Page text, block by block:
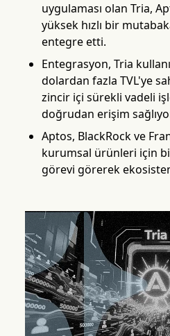
uygulaması olan Tria,
yüksek hızlı bir
entegre etti.
Entegrasyon, Tria
dolardan fazla TVL'ye
zincir içi sürekli vadeli
doğrudan erişim
Aptos, BlackRock ve
kurumsal ürünleri için
görevi görerek